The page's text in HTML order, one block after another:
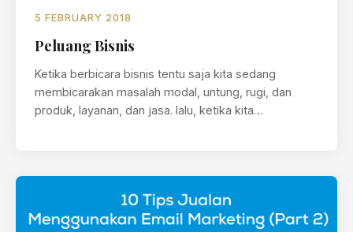
5 FEBRUARY 2018
Peluang Bisnis
Ketika berbicara bisnis tentu saja kita sedang
membicarakan masalah modal, untung, rugi, dan
produk, layanan, dan jasa. lalu, ketika kita…